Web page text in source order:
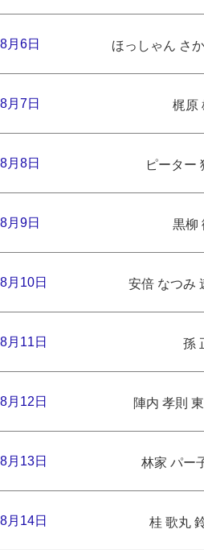
8月6日 ほっしゃん さ
8月7日 梶原
8月8日 ピーター
8月9日 黒柳
8月10日 安倍 なつみ
8月11日 孫
8月12日 陣内 孝則
8月13日 林家 パー
8月14日 桂 歌丸